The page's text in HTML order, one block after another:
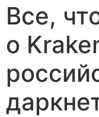
Все,
о